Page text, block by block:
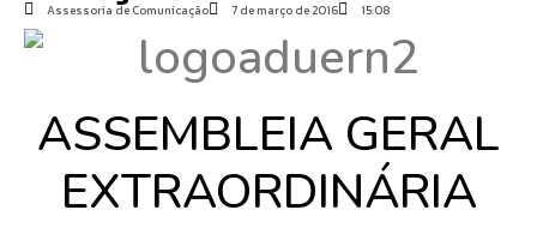
Assessoria de Comunicação 7 de março de 2016 15:08
ASSEMBLEIA GERAL
EXTRAORDINÁRIA